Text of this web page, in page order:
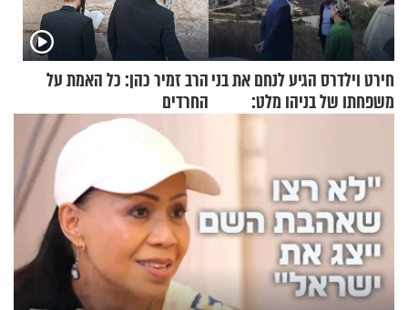
חירט וילדרס הגיע לנחם את בני
משפחתו של בניהו מלט:
"מיליונים באירופה תומכים
הרב זמיר כהן: כל האמת על
החרדים